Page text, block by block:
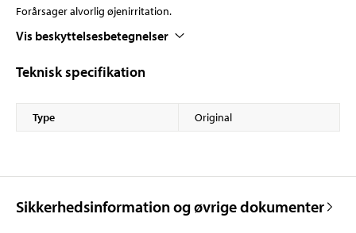
Forårsager alvorlig øjenirritation.
Vis beskyttelsesbetegnelser
Teknisk specifikation
Type Original
Sikkerhedsinformation og øvrige dokumenter